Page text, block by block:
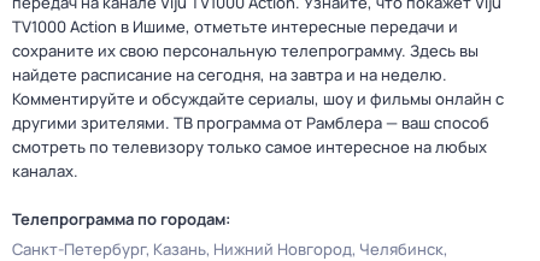
TV1000 Action в Ишиме, отметьте интересные передачи и
сохраните их свою персональную телепрограмму. Здесь вы
найдете расписание на сегодня, на завтра и на неделю.
Комментируйте и обсуждайте сериалы, шоу и фильмы онлайн с
другими зрителями. ТВ программа от Рамблера — ваш способ
смотреть по телевизору только самое интересное на любых
каналах.
Телепрограмма по городам:
Санкт-Петербург Казань Нижний Новгород Челябинск